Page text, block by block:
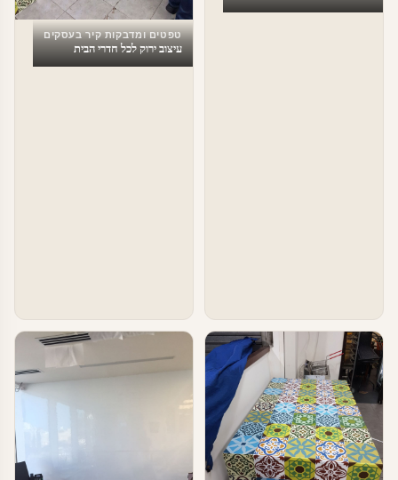
טפטים ומדבקות קיר בעסקים
עיצוב ירוק לכל חדרי הבית